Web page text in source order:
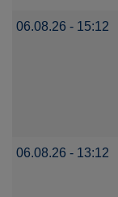
06.08.26 - 15:12
06.08.26 - 13:12